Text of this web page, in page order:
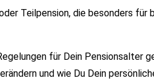
Teilpension, die besonders für
für Dein Pensionsalter
und wie Du Dein